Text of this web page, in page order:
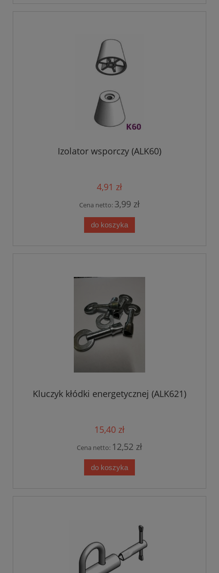
Izolator wsporczy (ALK60)
4,91 zł
Cena netto: 3,99 zł
do koszyka
Kluczyk kłódki energetycznej (ALK621)
15,40 zł
Cena netto: 12,52 zł
do koszyka